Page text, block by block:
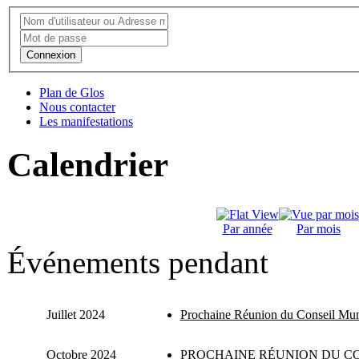
Connexion
Plan de Glos
Nous contacter
Les manifestations
Calendrier
Par année Par mois
Événements pendant
Juillet 2024 Prochaine Réunion du Conseil
Octobre 2024 PROCHAINE RÉUNION DU